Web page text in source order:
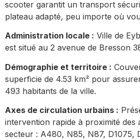
scooter garantit un transport
plateau adapté, peu importe où
Administration locale : Ville de
est situé au 2 avenue de Bresson
Démographie et territoire :
superficie de 4.53 km² pour
493 habitants de la ville.
Axes de circulation urbains :
intervention rapide à proximité des
secteur : A480, N85, N87, D1075,